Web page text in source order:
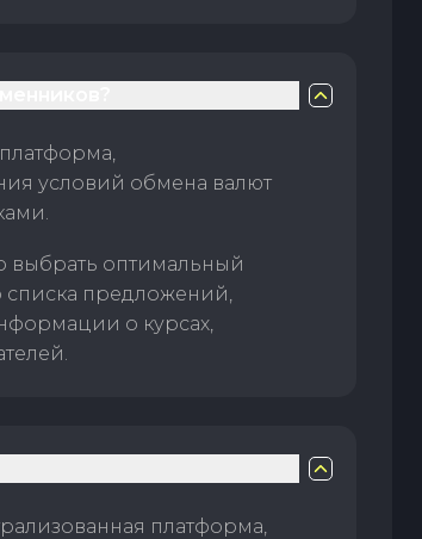
условий обмена валют
оптимальный
предложений,
о курсах,
платформа,